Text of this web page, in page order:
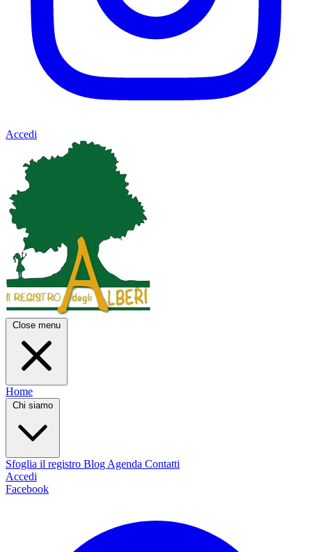
Accedi
Close menu
Home
Chi siamo
Sfoglia il registro Blog Agenda Contatti
Accedi
Facebook